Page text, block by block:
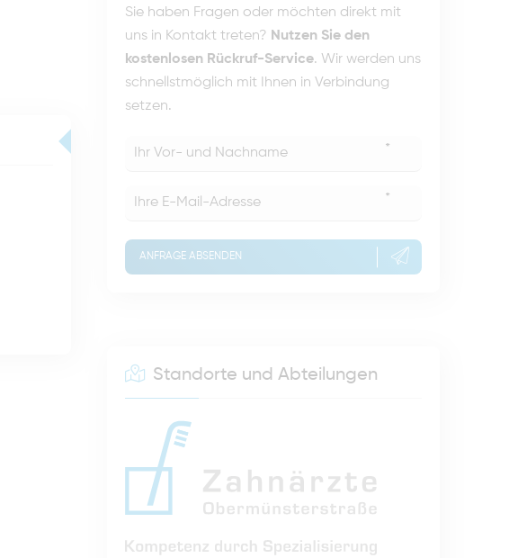
Sie haben Fragen oder möchten direkt mit
uns in Kontakt treten? Nutzen Sie den
kostenlosen Rückruf-Service. Wir werden uns
schnellstmöglich mit Ihnen in Verbindung
setzen.
*
*
ANFRAGE ABSENDEN
Standorte und Abteilungen